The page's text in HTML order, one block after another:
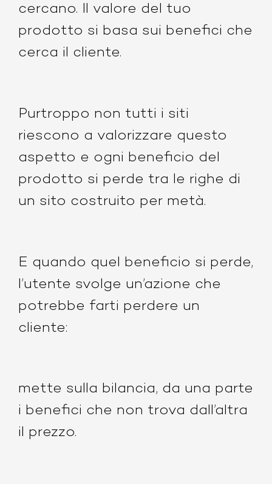
cercano. Il valore del tuo
prodotto si basa sui benefici che
cerca il cliente.
Purtroppo non tutti i siti
riescono a valorizzare questo
aspetto e ogni beneficio del
prodotto si perde tra le righe di
un sito costruito per metà.
E quando quel beneficio si perde,
l’utente svolge un’azione che
potrebbe farti perdere un
cliente:
mette sulla bilancia, da una parte
i benefici che non trova dall’altra
il prezzo.